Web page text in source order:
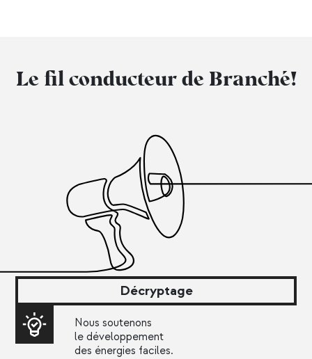
Le fil conducteur de Branché!
Décryptage
Nous soutenons
le développement
des énergies faciles.